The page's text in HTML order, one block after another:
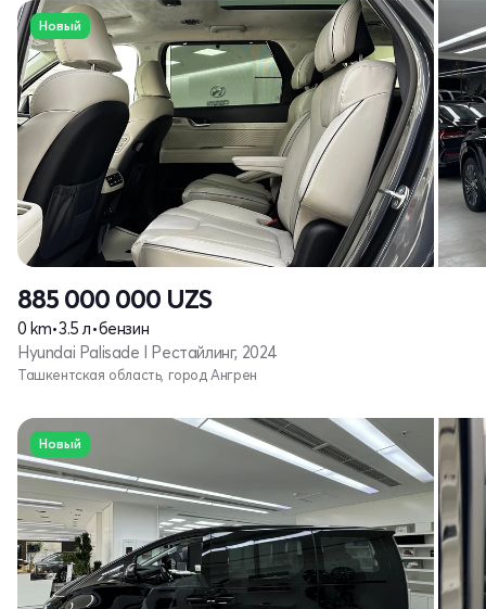
Новый
885 000 000 UZS
0 km•3.5 л•бензин
Hyundai Palisade I Рестайлинг, 2024
Ташкентская область, город Ангрен
Новый